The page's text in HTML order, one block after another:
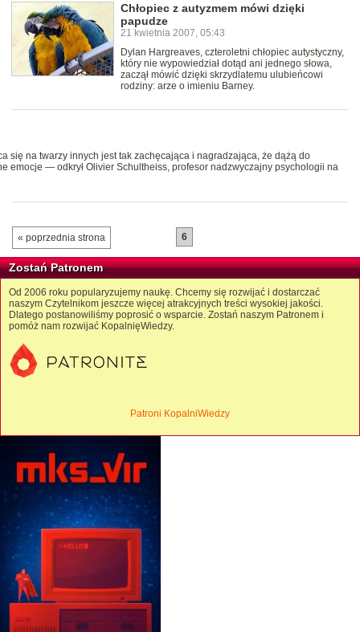
Chłopiec z autyzmem mówi dzięki
papudze
21 kwietnia 2007, 05:43
Dylan Hargreaves, czteroletni chłopiec autystyczny,
który nie wypowiedział dotąd ani jednego słowa,
zaczął mówić dzięki skrzydlatemu ulubieńcowi
rodziny: arze o imieniu Barney.
się na twarzy innych jest tak zachęcająca i nagradzająca, że dążą do
emocje — odkrył Olivier Schultheiss, profesor nadzwyczajny psychologii na
« poprzednia strona 6
Zostań Patronem
Od 2006 roku popularyzujemy naukę. Chcemy się rozwijać i dostarczać
naszym Czytelnikom jeszcze więcej atrakcyjnych treści wysokiej jakości.
Dlatego postanowiliśmy poprosić o wsparcie. Zostań naszym Patronem i
pomóż nam rozwijać KopalnięWiedzy.
Patroni KopalniWiedzy